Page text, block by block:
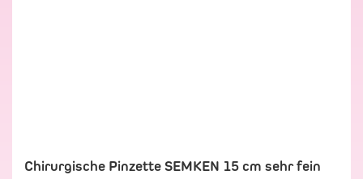
Chirurgische Pinzette SEMKEN 15 cm sehr fein